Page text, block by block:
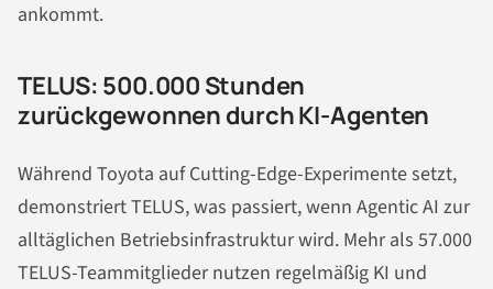
ankommt.
TELUS: 500.000 Stunden
zurückgewonnen durch KI-Agenten
Während Toyota auf Cutting-Edge-Experimente setzt,
demonstriert TELUS, was passiert, wenn Agentic AI zur
alltäglichen Betriebsinfrastruktur wird. Mehr als 57.000
TELUS-Teammitglieder nutzen regelmäßig KI und